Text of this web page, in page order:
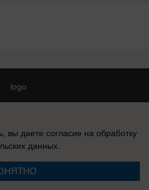
Информация
вы даете согласие на обработку
данных.